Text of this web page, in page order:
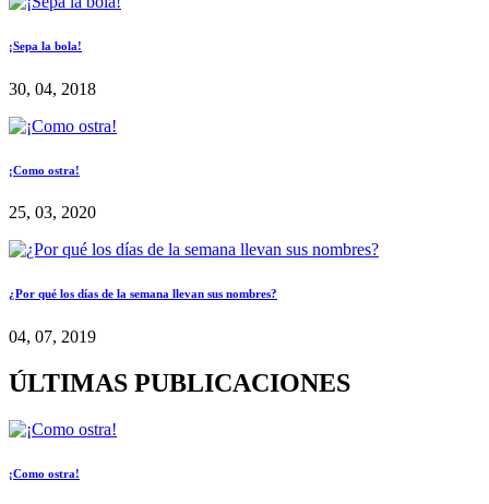
¡Sepa la bola!
30, 04, 2018
¡Como ostra!
25, 03, 2020
¿Por qué los días de la semana llevan sus nombres?
04, 07, 2019
ÚLTIMAS PUBLICACIONES
¡Como ostra!